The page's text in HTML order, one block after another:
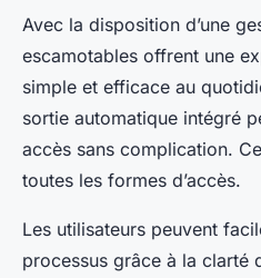
Avec la disposition d’une
escamotables offrent une
simple et efficace au
sortie automatique intégré
accès sans complication.
toutes les formes d’accès.
Les utilisateurs peuvent
processus grâce à la clarté